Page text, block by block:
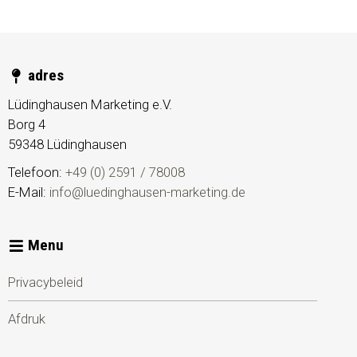
adres
Lüdinghausen Marketing e.V.
Borg 4
59348 Lüdinghausen
Telefoon: +49 (0) 2591 / 78008
E-Mail: info@luedinghausen-marketing.de
Menu
Privacybeleid
Afdruk